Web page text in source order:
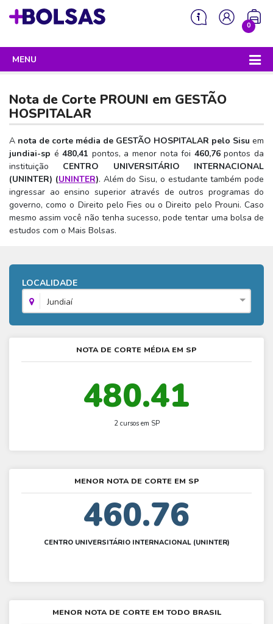
0
Sua mochila está vazia!
MENU
ENEM
Enem 2026 - Tudo o que você precisa saber
Enem – O que é
Enem – Quem pode fazer
Enem – Para que serve
Enem – Como se preparar
Enem – Cartilha redação
Hora do Enem – O que é
Enem – Gabarito oficial
SISU
Sisu 2026 – Tudo o que você precisa saber
SISU – O que é
SISU – Quem pode participar
SISU – Como se inscrever
SISU – Universidades participantes
SISU - Simulador
PROUNI
Prouni 2026 – Tudo o que você precisa saber
Prouni – O que é
Prouni – Quem pode participar
Prouni – Lista de espera
Prouni - Universidades participantes
Prouni – Simulador
FIES
Fies e P-Fies 2026 – Tudo o que você precisa saber
Fies – O que é
Fies – Como fazer a inscrição
Fies e Prouni – Diferença
Fies - Simulador
PRONATEC
SISUTEC
ENARE
Nota de Corte PROUNI em GESTÃO
HOSPITALAR
A nota de corte média de GESTÃO HOSPITALAR pelo Sisu em
jundiai-sp é480,41 pontos, a menor nota foi 460,76pontos da
instituição CENTRO UNIVERSITÁRIO INTERNACIONAL
(UNINTER) (UNINTER). Além do Sisu, o estudante também pode
ingressar ao ensino superior através de outros programas do
governo, como o Direito pelo Fies ou o Direito pelo Prouni. Caso
mesmo assim você não tenha sucesso, pode tentar uma bolsa de
estudos com o Mais Bolsas.
LOCALIDADE
Jundiaí
NOTA DE CORTE MÉDIA EM SP
480.41
2 cursos em SP
MENOR NOTA DE CORTE EM SP
460.76
CENTRO UNIVERSITÁRIO INTERNACIONAL (UNINTER)
MENOR NOTA DE CORTE EM TODO BRASIL